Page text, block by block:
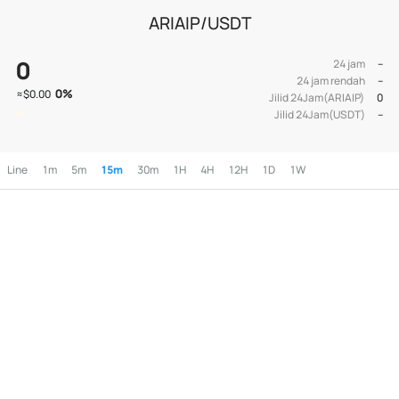
ARIAIP/USDT
0
≈$0.00 0%
24 jam
--
24 jam rendah
--
Jilid 24Jam(ARIAIP)
0
Jilid 24Jam(USDT)
--
Line 1m 5m 15m 30m 1H 4H 12H 1D 1W